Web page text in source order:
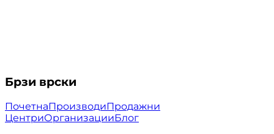
Брзи врски
ПочетнаПроизводиПродажни
ЦентриОрганизацииБлог